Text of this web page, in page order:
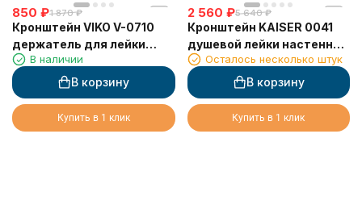
850 ₽1 870 ₽
Кронштейн VIKO V-0710
держатель для лейки
металлический
В наличии
В корзину
Купить в 1 клик
2 560 ₽5 640 ₽
Кронштейн KAISER 0041
душевой лейки настенный
металлический, Золото
Осталось несколько штук
В корзину
Купить в 1 клик